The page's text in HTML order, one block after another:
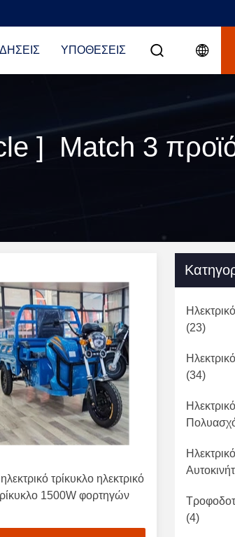
ΥΠΟΘΈΣΕΙΣ
] Match 3
τρίκυκλο ηλεκτρικό
1500W φορτηγών
(23)
(34)
(4)